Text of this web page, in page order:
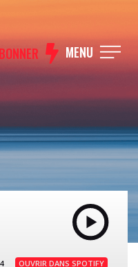
MENU
OUVRIR DANS SPOTIFY